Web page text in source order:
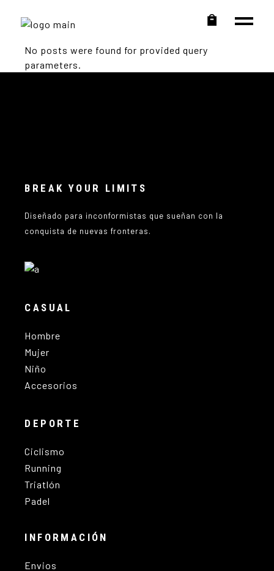
No posts were found for provided query
parameters.
BREAK YOUR LIMITS
Diseñado para inconformistas que sueñan con la
conquista de nuevas fronteras.
CASUAL
Hombre
Mujer
Niño
Accesorios
DEPORTE
Ciclismo
Running
Triatlón
Padel
INFORMACIÓN
Envios